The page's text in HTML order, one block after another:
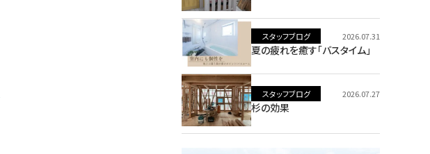
スタッフブログ 2026.07.31
夏の疲れを癒す「バスタイム」
スタッフブログ 2026.07.27
杉の効果